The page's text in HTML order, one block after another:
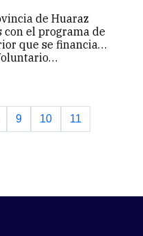
de Huaraz
el programa de
que se financia
9 10 11